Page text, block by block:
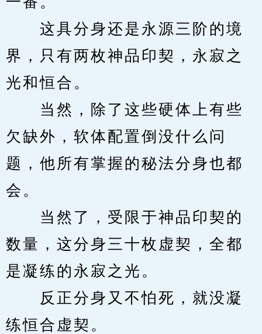
这具分身还是永源三阶的境
界，只有两枚神品印契，永寂之
光和恒合。
当然，除了这些硬体上有些
欠缺外，软体配置倒没什么问
题，他所有掌握的秘法分身也都
会。
当然了，受限于神品印契的
数量，这分身三十枚虚契，全都
是凝练的永寂之光。
反正分身又不怕死，就没凝
练恒合虚契。